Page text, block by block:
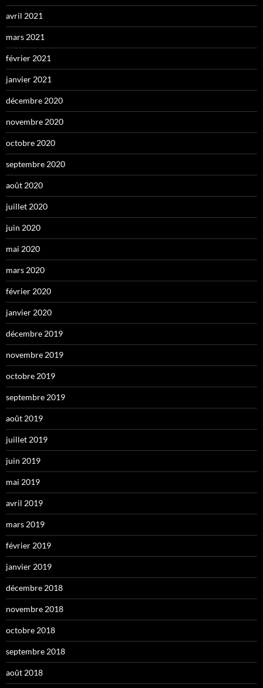
avril 2021
mars 2021
février 2021
janvier 2021
décembre 2020
novembre 2020
octobre 2020
septembre 2020
août 2020
juillet 2020
juin 2020
mai 2020
mars 2020
février 2020
janvier 2020
décembre 2019
novembre 2019
octobre 2019
septembre 2019
août 2019
juillet 2019
juin 2019
mai 2019
avril 2019
mars 2019
février 2019
janvier 2019
décembre 2018
novembre 2018
octobre 2018
septembre 2018
août 2018